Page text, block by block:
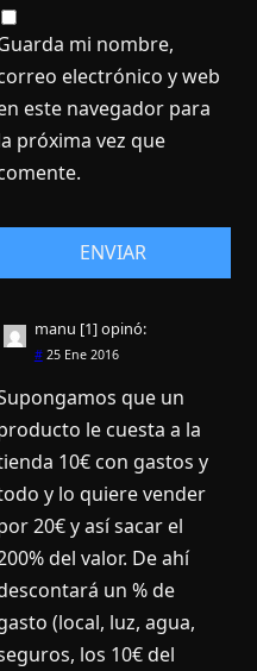
mi nombre,
electrónico y web
este navegador para
próxima vez que
manu [1]opinó:
#25 Ene 2016
que un
le cuesta a la
10€ con gastos y
y lo quiere vender
20€ y así sacar el
del valor. De ahí
un % de
(local, luz, agua,
los 10€ del